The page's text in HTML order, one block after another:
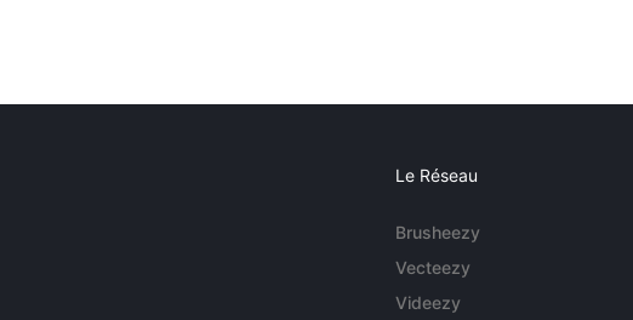
Le Réseau
Brusheezy
Vecteezy
Videezy